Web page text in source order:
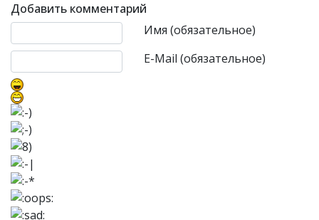
Добавить комментарий
Имя (обязательное)
E-Mail (обязательное)
Текст комментария